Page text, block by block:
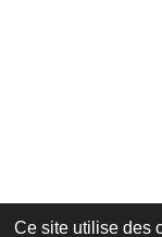
Ce site utilise des